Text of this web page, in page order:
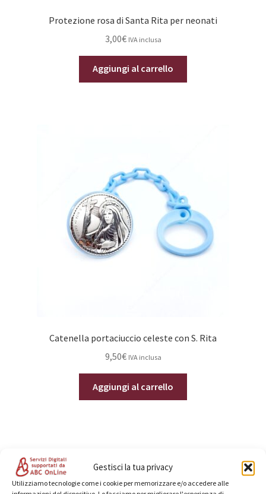
Gestisci la tua privacy
Utilizziamo tecnologie come i cookie per memorizzare e/o accedere alle
Protezione rosa di Santa Rita per neonati
3,00€ IVA inclusa
Aggiungi al carrello
Catenella portaciuccio celeste con S. Rita
9,50€ IVA inclusa
Aggiungi al carrello
Categorie prodotto